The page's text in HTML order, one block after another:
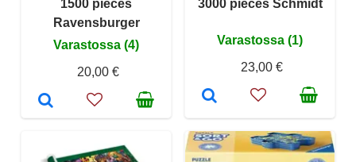
1500 pieces
Ravensburger
Varastossa (4)
20,00 €
3000 pieces Schmidt
Varastossa (1)
23,00 €